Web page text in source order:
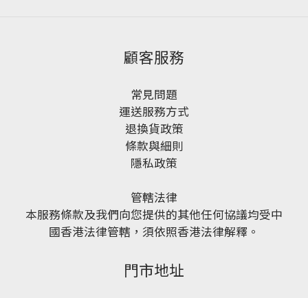
顧客服務
常見問題
運送服務方式
退換貨政策
條款與細則
隱私政策
管轄法律
本服務條款及我們向您提供的其他任何協議均受中
國香港法律管轄，須依照香港法律解釋。
門市地址